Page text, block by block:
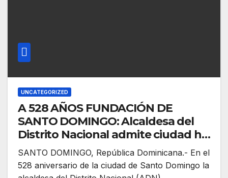
UNCATEGORIZED
A 528 AÑOS FUNDACIÓN DE
SANTO DOMINGO: Alcaldesa del
Distrito Nacional admite ciudad ha
crecido sin planificación
SANTO DOMINGO, República Dominicana.- En el
528 aniversario de la ciudad de Santo Domingo la